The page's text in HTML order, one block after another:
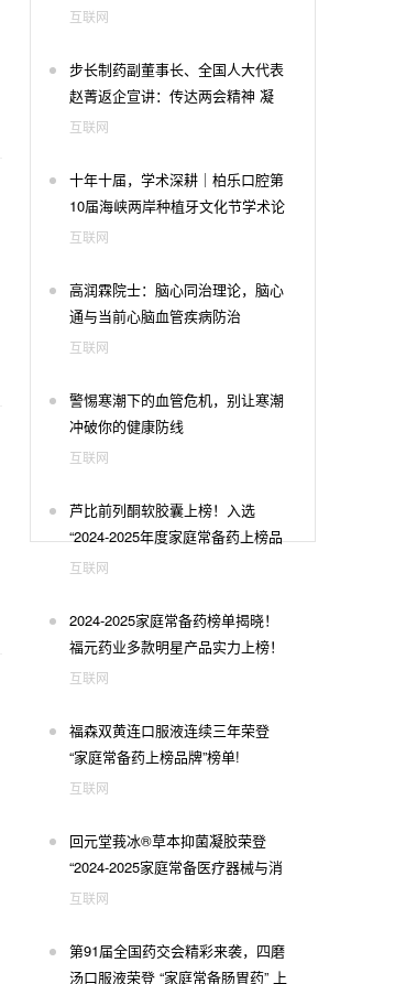
跳
互联网
步长制药副董事长、全国人大代表
赵菁返企宣讲：传达两会精神 凝
聚发展合力
互联网
十年十届，学术深耕｜柏乐口腔第
10届海峡两岸种植牙文化节学术论
坛成功举办
互联网
高润霖院士：脑心同治理论，脑心
通与当前心脑血管疾病防治
互联网
警惕寒潮下的血管危机，别让寒潮
冲破你的健康防线
互联网
芦比前列酮软胶囊上榜！入选
“2024-2025年度家庭常备药上榜品
牌”榜单
互联网
2024-2025家庭常备药榜单揭晓！
福元药业多款明星产品实力上榜！
互联网
福森双黄连口服液连续三年荣登
“家庭常备药上榜品牌”榜单!
互联网
回元堂莪冰®草本抑菌凝胶荣登
“2024-2025家庭常备医疗器械与消
毒用品上榜品牌”！
互联网
第91届全国药交会精彩来袭，四磨
汤口服液荣登 “家庭常备肠胃药” 上